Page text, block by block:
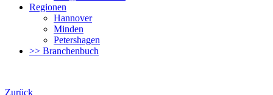
Regionen
Hannover
Minden
Petershagen
>> Branchenbuch
Zurück